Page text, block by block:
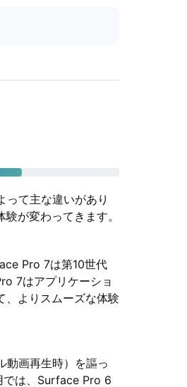
て主な違いがあり
が変わってきます。
Pro 7は第10世代
7はアプリケーショ
、よりスムーズな体験
動画再生時）を謳っ
では、Surface Pro 6